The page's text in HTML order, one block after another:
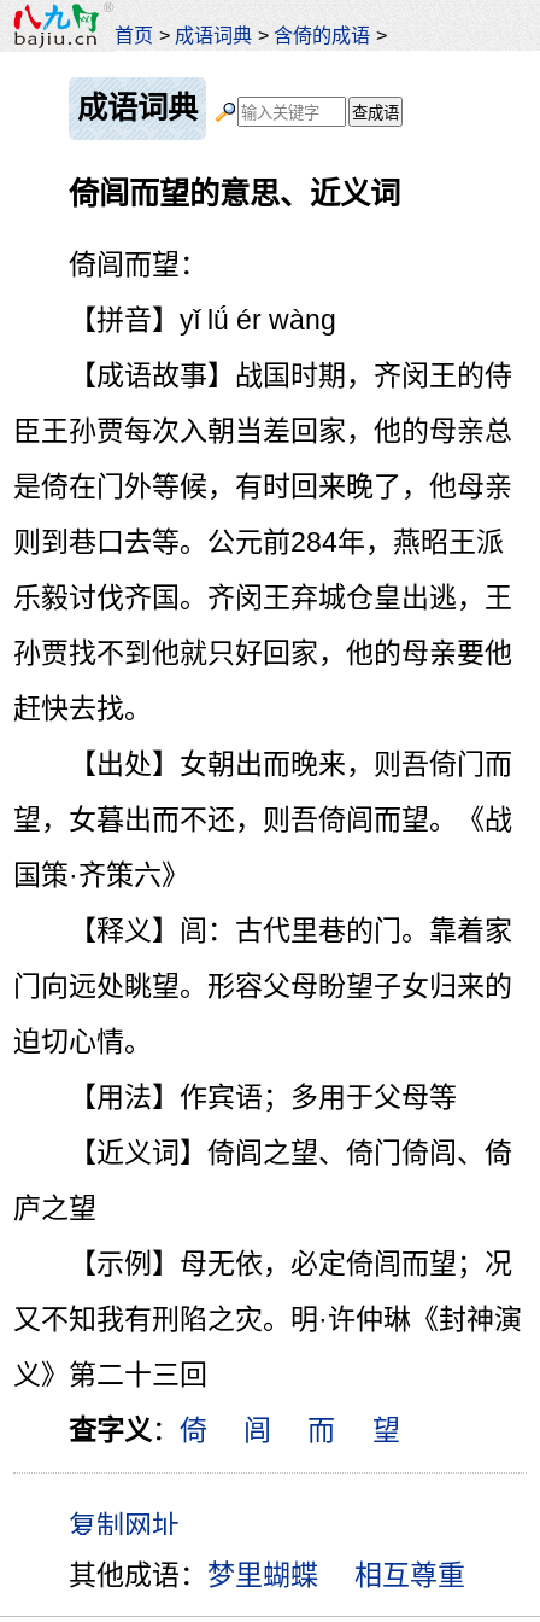
首页 > 成语词典 >含倚的成语 >
成语词典
倚闾而望的意思、近义词
倚闾而望：
【拼音】yǐ lǘ ér wàng
【成语故事】战国时期，齐闵王的侍
臣王孙贾每次入朝当差回家，他的母亲总
是倚在门外等候，有时回来晚了，他母亲
则到巷口去等。公元前284年，燕昭王派
乐毅讨伐齐国。齐闵王弃城仓皇出逃，王
孙贾找不到他就只好回家，他的母亲要他
赶快去找。
【出处】女朝出而晚来，则吾倚门而
望，女暮出而不还，则吾倚闾而望。《战
国策·齐策六》
【释义】闾：古代里巷的门。靠着家
门向远处眺望。形容父母盼望子女归来的
迫切心情。
【用法】作宾语；多用于父母等
【近义词】倚闾之望、倚门倚闾、倚
庐之望
【示例】母无依，必定倚闾而望；况
又不知我有刑陷之灾。明·许仲琳《封神演
义》第二十三回
查字义 ：倚 闾 而 望
其他成语： 梦里蝴蝶 相互尊重